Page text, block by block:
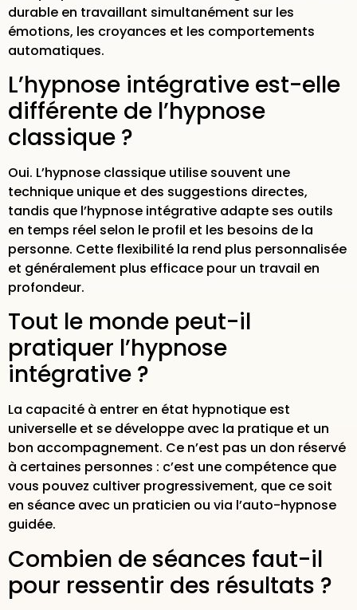
durable en travaillant simultanément sur les
émotions, les croyances et les comportements
automatiques.
L’hypnose intégrative est-elle
différente de l’hypnose
classique ?
Oui. L’hypnose classique utilise souvent une
technique unique et des suggestions directes,
tandis que l’hypnose intégrative adapte ses outils
en temps réel selon le profil et les besoins de la
personne. Cette flexibilité la rend plus personnalisée
et généralement plus efficace pour un travail en
profondeur.
Tout le monde peut-il
pratiquer l’hypnose
intégrative ?
La capacité à entrer en état hypnotique est
universelle et se développe avec la pratique et un
bon accompagnement. Ce n’est pas un don réservé
à certaines personnes : c’est une compétence que
vous pouvez cultiver progressivement, que ce soit
en séance avec un praticien ou via l’auto-hypnose
guidée.
Combien de séances faut-il
pour ressentir des résultats ?